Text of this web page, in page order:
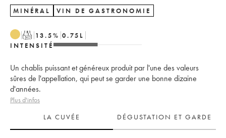
MINÉRAL VIN DE GASTRONOMIE
T 13.5% 0.75 L
INTENSITÉ
Un chablis puissant et généreux produit par l'une des valeurs
sûres de l'appellation, qui peut se garder une bonne dizaine
d'années.
Plus d'infos
LA CUVÉE
DÉGUSTATION ET GARDE